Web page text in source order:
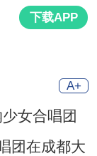
下载APP
A+
女合唱团
团在成都大